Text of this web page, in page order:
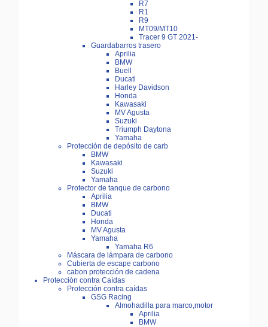
R7
R1
R9
MT09/MT10
Tracer 9 GT 2021-
Guardabarros trasero
Aprilia
BMW
Buell
Ducati
Harley Davidson
Honda
Kawasaki
MV Agusta
Suzuki
Triumph Daytona
Yamaha
Protección de depósito de carb
BMW
Kawasaki
Suzuki
Yamaha
Protector de tanque de carbono
Aprilia
BMW
Ducati
Honda
MV Agusta
Yamaha
Yamaha R6
Máscara de lámpara de carbono
Cubierta de escape carbono
cabon protección de cadena
Protección contra Caídas
Protección contra caídas
GSG Racing
Almohadilla para marco,motor
Aprilia
BMW